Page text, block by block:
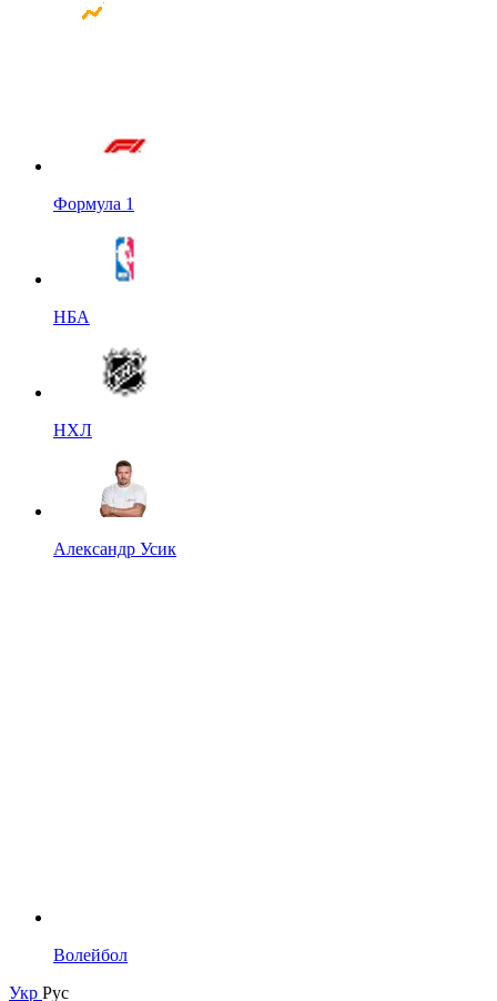
Формула 1
НБА
НХЛ
Александр Усик
Волейбол
Укр Рус